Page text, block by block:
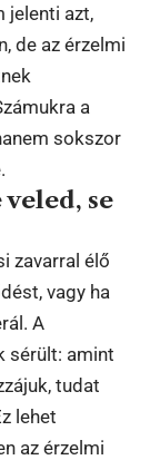
jelenti azt,
de az érzelmi
a
sokszor
se
zavarral élő
vagy ha
A
sérült: amint
tudat
lehet
az érzelmi